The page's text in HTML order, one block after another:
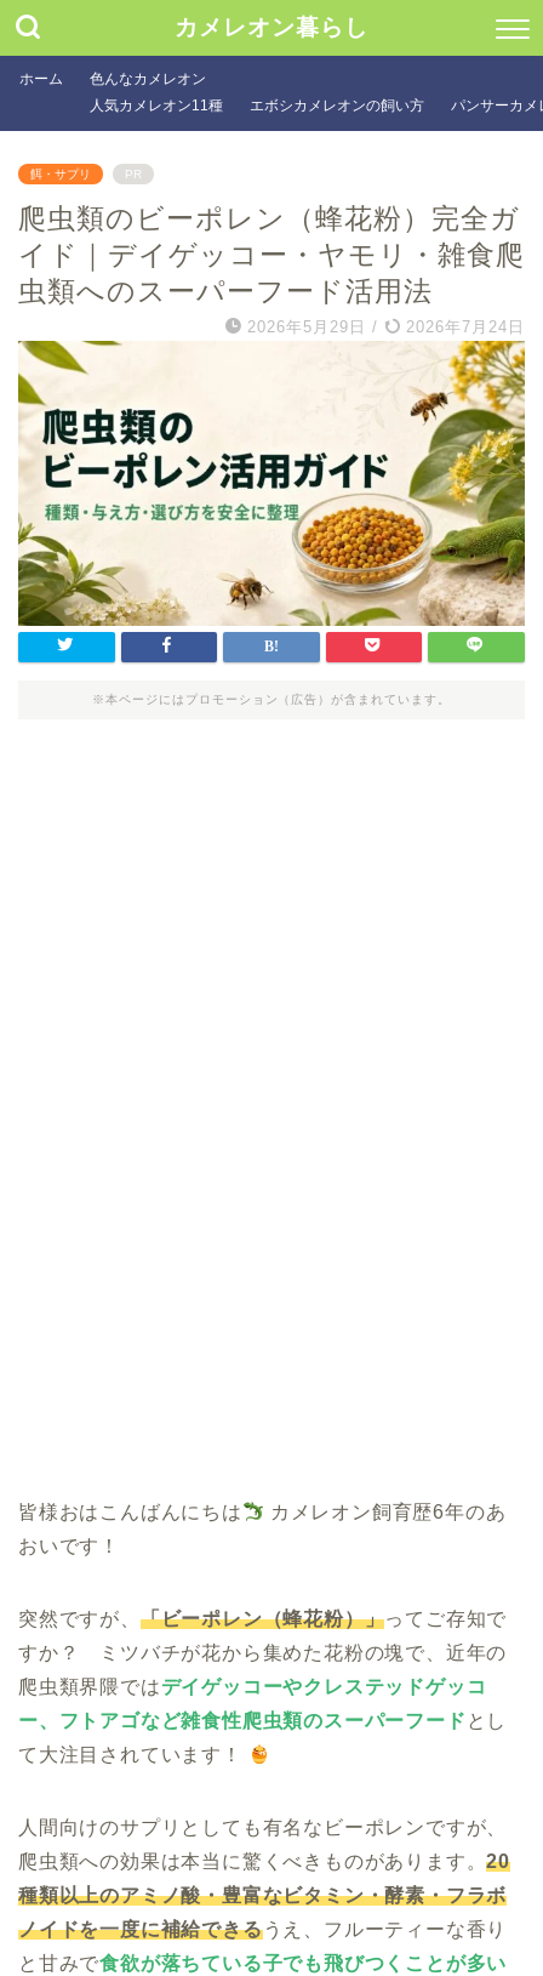
カメレオン暮らし
ホーム
色んなカメレオン
人気カメレオン11種
エボシカメレオンの飼い方 パンサーカメ
餌・サプリ PR
爬虫類のビーポレン（蜂花粉）完全ガ
イド｜デイゲッコー・ヤモリ・雑食爬
虫類へのスーパーフード活用法
2026年5月29日 / 2026年7月24日
※本ページにはプロモーション（広告）が含まれています。
皆様おはこんばんにちは
カメレオン飼育歴6年のあ
おいです！
突然ですが、 「ビーポレン（蜂花粉）」ってご存知で
すか？ ミツバチが花から集めた花粉の塊で、近年の
爬虫類界隈ではデイゲッコーやクレステッドゲッコ
ー、フトアゴなど雑食性爬虫類のスーパーフード とし
て大注目されています！
人間向けのサプリとしても有名なビーポレンですが、
爬虫類への効果は本当に驚くべきものがあります。20
種類以上のアミノ酸・豊富なビタミン・酵素・フラボ
ノイドを一度に補給できるうえ、フルーティーな香り
と甘みで食欲が落ちている子でも飛びつくことが多い